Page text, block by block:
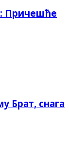
Причешће
Брат, снага